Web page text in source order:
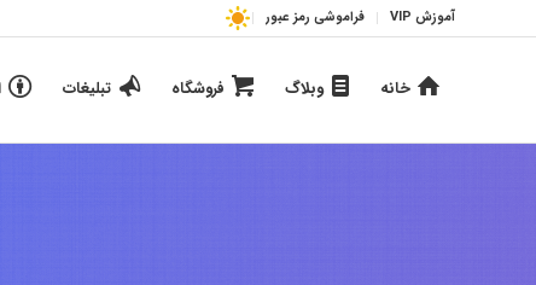
آموزش VIP فراموشی رمز عبور
خانه وبلاگ فروشگاه تبلیغات